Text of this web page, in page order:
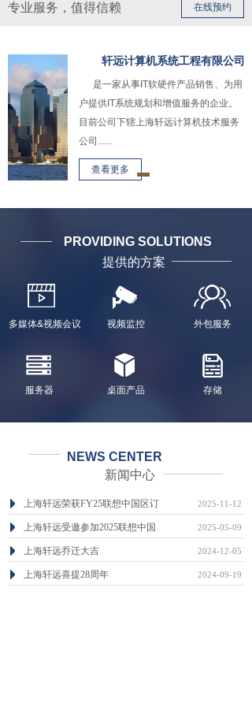
在线预约
专业服务，值得信赖
轩远计算机系统工程有限公司
是一家从事IT软硬件产品销售、为用
户提供IT系统规划和增值服务的企业。
目前公司下辖上海轩远计算机技术服务
公司......
查看更多
PROVIDING SOLUTIONS
提供的方案
视频监控
多媒体&视频会议 外包服务
存储
服务器 桌面产品
NEWS CENTER
新闻中心
上海轩远荣获FY25联想中国区订 2025-11-12
上海轩远受邀参加2025联想中国 2025-05-09
上海轩远乔迁大吉 2024-12-05
上海轩远喜提28周年 2024-09-19